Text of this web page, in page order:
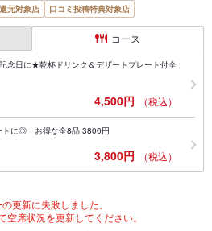
元対象店 口コミ投稿特典対象店
コース
念日に★乾杯ドリンク＆デザートプレート付全
4,500円 （税込）
トに◎ お得な全8品 3800円
3,800円 （税込）
更新に失敗しました。
空席状況を更新してください。